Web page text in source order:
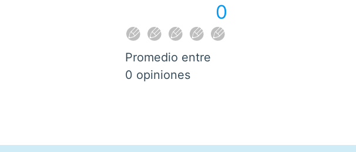
0
Promedio entre
0 opiniones